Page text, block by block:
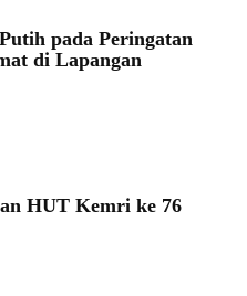
pada Peringatan
di Lapangan
HUT Kemri ke 76